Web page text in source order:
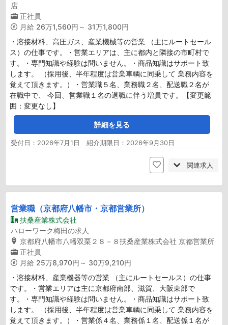
店
正社員
月給 26万1,560円～ 31万1,800円
・溶接材料、高圧ガス、産業機械等の営業 （主にルートセール
ス）の仕事です。・営業エリアは、主に都内と隣接の市町村で
す。・専門知識や経験は問いません。・商品知識はサポート致
します。 （採用後、半年程度は営業車輌に同乗して 業務内容を
覚えて頂きます。）・営業職５名、業務職２名、配送職２名が
在職中で、 今回、営業職１名の退職に伴う増員です。【変更範
囲：変更なし】
詳細を見る
受付日：2026年7月1日 紹介期限日：2026年9月30日
関連求人
営業職（京都府八幡市・京都営業所）
扶桑産業株式会社
ハローワーク梅田の求人
京都府八幡市八幡双栗２８－８扶桑産業株式会社 京都営業所
正社員
月給 25万8,970円～ 30万9,210円
・溶接材料、産業機器等の営業 （主にルートセールス）の仕事
です。・営業エリアは主に京都府南部、滋賀、大阪東部で
す。・専門知識や経験は問いません。・商品知識はサポート致
します。 （採用後、半年程度は営業車輌に同乗して 業務内容を
覚えて頂きます。）・営業係４名、業務係１名、配送係１名が